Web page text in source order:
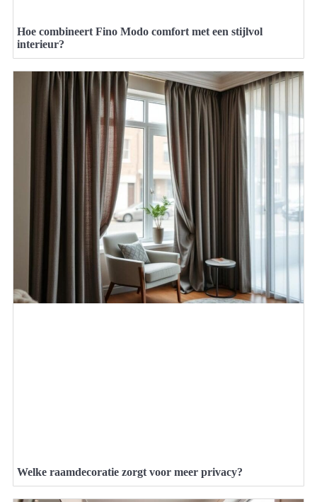
Hoe combineert Fino Modo comfort met een stijlvol
interieur?
Welke raamdecoratie zorgt voor meer privacy?